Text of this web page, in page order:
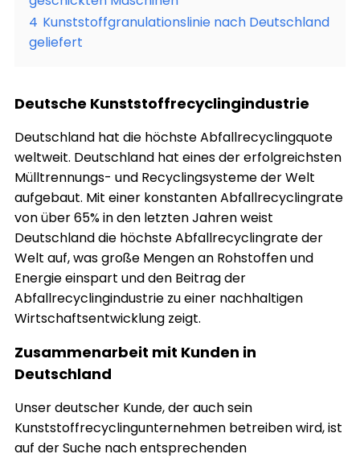
4 Kunststoffgranulationslinie nach Deutschland
geliefert
Deutsche Kunststoffrecyclingindustrie
Deutschland hat die höchste Abfallrecyclingquote
weltweit. Deutschland hat eines der erfolgreichsten
Mülltrennungs- und Recyclingsysteme der Welt
aufgebaut. Mit einer konstanten Abfallrecyclingrate
von über 65% in den letzten Jahren weist
Deutschland die höchste Abfallrecyclingrate der
Welt auf, was große Mengen an Rohstoffen und
Energie einspart und den Beitrag der
Abfallrecyclingindustrie zu einer nachhaltigen
Wirtschaftsentwicklung zeigt.
Zusammenarbeit mit Kunden in
Deutschland
Unser deutscher Kunde, der auch sein
Kunststoffrecyclingunternehmen betreiben wird, ist
auf der Suche nach entsprechenden